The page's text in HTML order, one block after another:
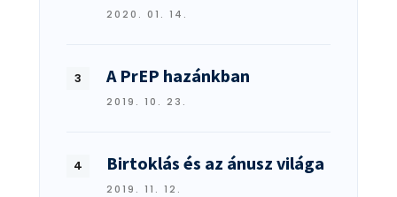
2020. 01. 14.
A PrEP hazánkban
2019. 10. 23.
Birtoklás és az ánusz világa
2019. 11. 12.